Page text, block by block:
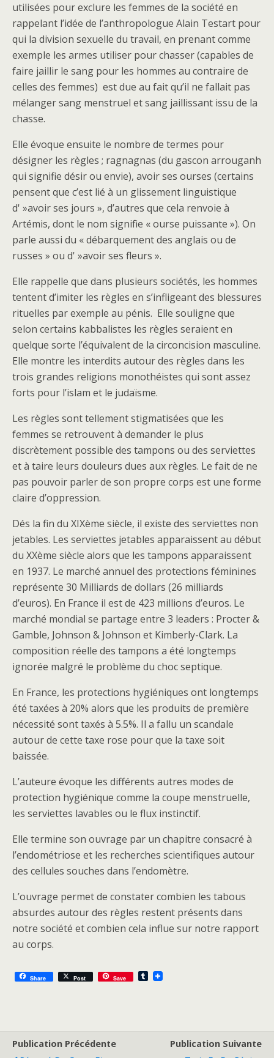
utilisées pour exclure les femmes de la société en
rappelant l’idée de l’anthropologue Alain Testart pour
qui la division sexuelle du travail, en prenant comme
exemple les armes utiliser pour chasser (capables de
faire jaillir le sang pour les hommes au contraire de
celles des femmes) est due au fait qu’il ne fallait pas
mélanger sang menstruel et sang jaillissant issu de la
chasse.
Elle évoque ensuite le nombre de termes pour
désigner les règles ; ragnagnas (du gascon arrouganh
qui signifie désir ou envie), avoir ses ourses (certains
pensent que c’est lié à un glissement linguistique
d' »avoir ses jours », d’autres que cela renvoie à
Artémis, dont le nom signifie « ourse puissante »). On
parle aussi du « débarquement des anglais ou de
russes » ou d' »avoir ses fleurs ».
Elle rappelle que dans plusieurs sociétés, les hommes
tentent d’imiter les règles en s’infligeant des blessures
rituelles par exemple au pénis. Elle souligne que
selon certains kabbalistes les règles seraient en
quelque sorte l’équivalent de la circoncision masculine.
Elle montre les interdits autour des règles dans les
trois grandes religions monothéistes qui sont assez
forts pour l’islam et le judaïsme.
Les règles sont tellement stigmatisées que les
femmes se retrouvent à demander le plus
discrètement possible des tampons ou des serviettes
et à taire leurs douleurs dues aux règles. Le fait de ne
pas pouvoir parler de son propre corps est une forme
claire d’oppression.
Dés la fin du XIXème siècle, il existe des serviettes non
jetables. Les serviettes jetables apparaissent au début
du XXème siècle alors que les tampons apparaissent
en 1937. Le marché annuel des protections féminines
représente 30 Milliards de dollars (26 milliards
d’euros). En France il est de 423 millions d’euros. Le
marché mondial se partage entre 3 leaders : Procter &
Gamble, Johnson & Johnson et Kimberly-Clark. La
composition réelle des tampons a été longtemps
ignorée malgré le problème du choc septique.
En France, les protections hygiéniques ont longtemps
été taxées à 20% alors que les produits de première
nécessité sont taxés à 5.5%. Il a fallu un scandale
autour de cette taxe rose pour que la taxe soit
baissée.
L’auteure évoque les différents autres modes de
protection hygiénique comme la coupe menstruelle,
les serviettes lavables ou le flux instinctif.
Elle termine son ouvrage par un chapitre consacré à
l’endométriose et les recherches scientifiques autour
des cellules souches dans l’endomètre.
L’ouvrage permet de constater combien les tabous
absurdes autour des règles restent présents dans
notre société et combien cela influe sur notre rapport
au corps.
Share Post Save T
Publication Précédente
Publication Suivante